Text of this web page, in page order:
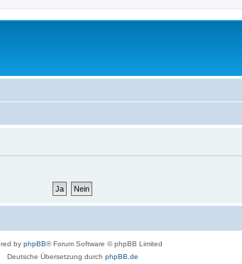
by phpBB® Forum Software © phpBB Limited
Deutsche Übersetzung durch phpBB.de